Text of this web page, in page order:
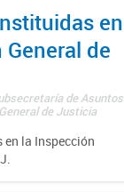
en
de
de Asuntos
de Justicia
la Inspección